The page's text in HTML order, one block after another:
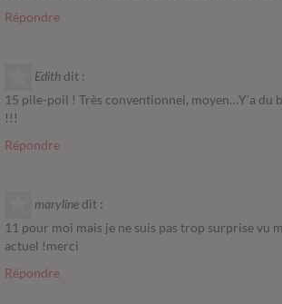
Répondre
Edith dit :
15 pile-poil ! Très conventionnel, moyen…Y’a du
!!!
Répondre
maryline dit :
11 pour moi mais je ne suis pas trop surprise vu
actuel !merci
Répondre